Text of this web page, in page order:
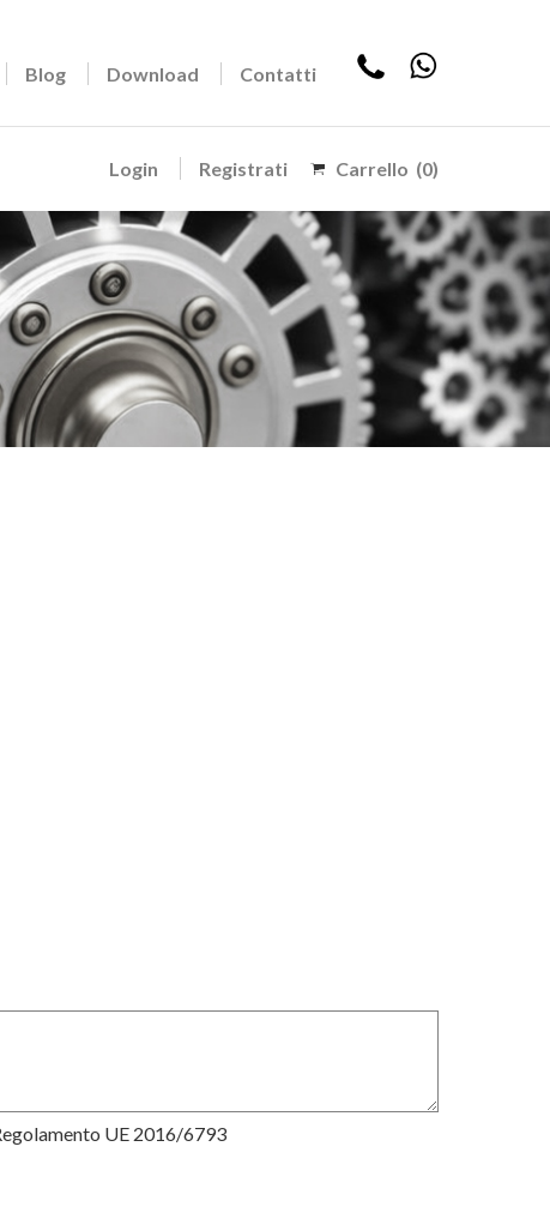
Blog Download Contatti
Login Registrati Carrello (0)
UE 2016/6793